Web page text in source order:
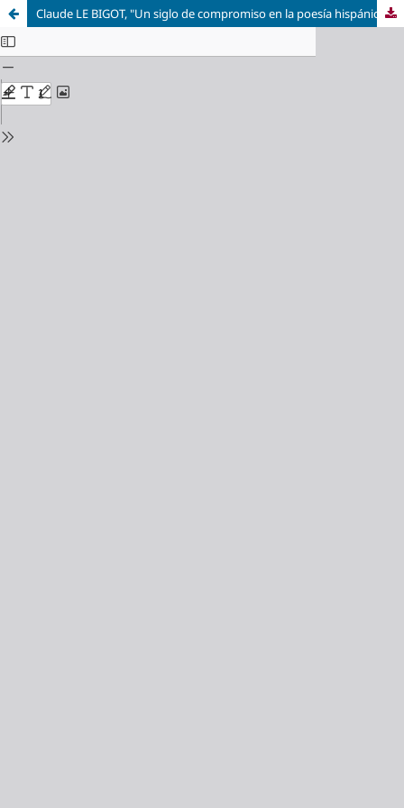
Claude LE BIGOT, "Un siglo de compromiso en la poesía hispánica (1898-2010)". Serie «El niño de la noche». Miguel Hernández y su tiempo, Jaén, Editorial Universidad de Jaén, 2020, 540 pp.